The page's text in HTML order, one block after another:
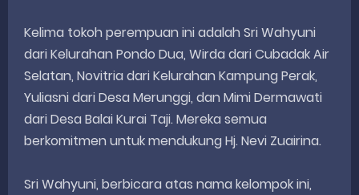
Kelima tokoh perempuan ini adalah Sri Wahyuni
dari Kelurahan Pondo Dua, Wirda dari Cubadak Air
Selatan, Novitria dari Kelurahan Kampung Perak,
Yuliasni dari Desa Merunggi, dan Mimi Dermawati
dari Desa Balai Kurai Taji. Mereka semua
berkomitmen untuk mendukung Hj. Nevi Zuairina.
Sri Wahyuni, berbicara atas nama kelompok ini,